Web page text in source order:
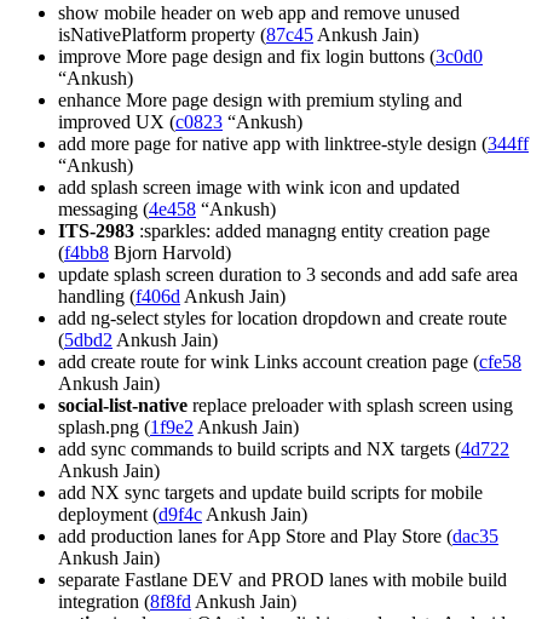
show mobile header on web app and remove unused
isNativePlatform property (87c45 Ankush Jain)
improve More page design and fix login buttons (3c0d0
“Ankush)
enhance More page design with premium styling and
improved UX (c0823 “Ankush)
add more page for native app with linktree-style design (344ff
“Ankush)
add splash screen image with wink icon and updated
messaging (4e458 “Ankush)
ITS-2983 :sparkles: added managng entity creation page
(f4bb8 Bjorn Harvold)
update splash screen duration to 3 seconds and add safe area
handling (f406d Ankush Jain)
add ng-select styles for location dropdown and create route
(5dbd2 Ankush Jain)
add create route for wink Links account creation page (cfe58
Ankush Jain)
social-list-native replace preloader with splash screen using
splash.png (1f9e2 Ankush Jain)
add sync commands to build scripts and NX targets (4d722
Ankush Jain)
add NX sync targets and update build scripts for mobile
deployment (d9f4c Ankush Jain)
add production lanes for App Store and Play Store (dac35
Ankush Jain)
separate Fastlane DEV and PROD lanes with mobile build
integration (8f8fd Ankush Jain)